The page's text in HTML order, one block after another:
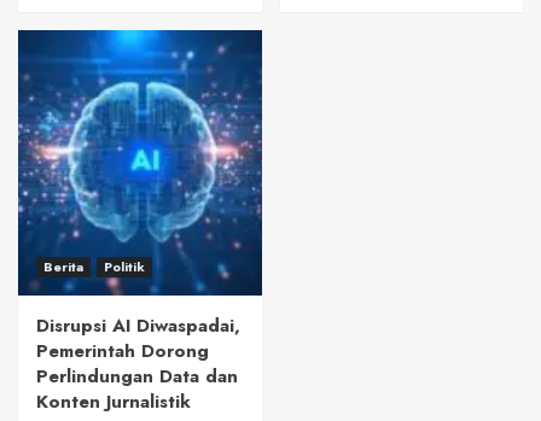
Berita Politik
Disrupsi AI Diwaspadai,
Pemerintah Dorong
Perlindungan Data dan
Konten Jurnalistik